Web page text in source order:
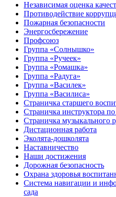
Независимая оценка
Противодействие
Пожарная безопасности
Энергосбережение
Профсоюз
Группа «Солнышко»
Группа «Ручеек»
Группа «Ромашка»
Группа «Радуга»
Группа «Василек»
Группа «Василиса»
Страничка старшего
Страничка инструктора
Страничка музыкального
Дистационная работа
Эколята-дошколята
Наставничество
Наши достижения
Дорожная безопасность
Охрана здоровья
Система навигации и
сада